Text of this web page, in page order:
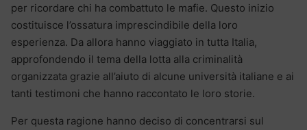
per ricordare chi ha combattuto le mafie. Questo inizio
costituisce l’ossatura imprescindibile della loro
esperienza. Da allora hanno viaggiato in tutta Italia,
approfondendo il tema della lotta alla criminalità
organizzata grazie all’aiuto di alcune università italiane e ai
tanti testimoni che hanno raccontato le loro storie.
Per questa ragione hanno deciso di concentrarsi sul